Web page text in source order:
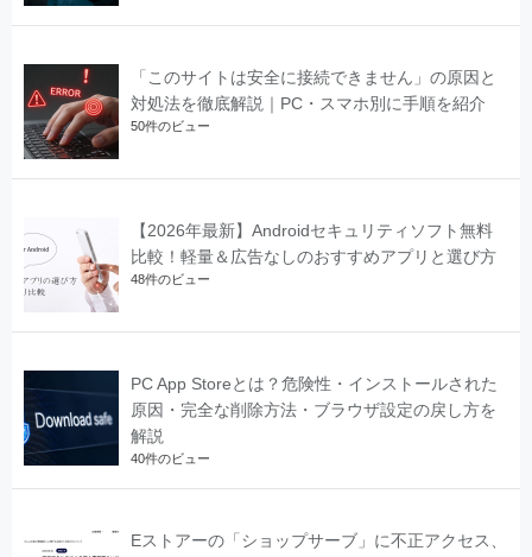
「このサイトは安全に接続できません」の原因と
対処法を徹底解説｜PC・スマホ別に手順を紹介
50件のビュー
【2026年最新】Androidセキュリティソフト無料
比較！軽量＆広告なしのおすすめアプリと選び方
48件のビュー
PC App Storeとは？危険性・インストールされた
原因・完全な削除方法・ブラウザ設定の戻し方を
解説
40件のビュー
Eストアーの「ショップサーブ」に不正アクセス、